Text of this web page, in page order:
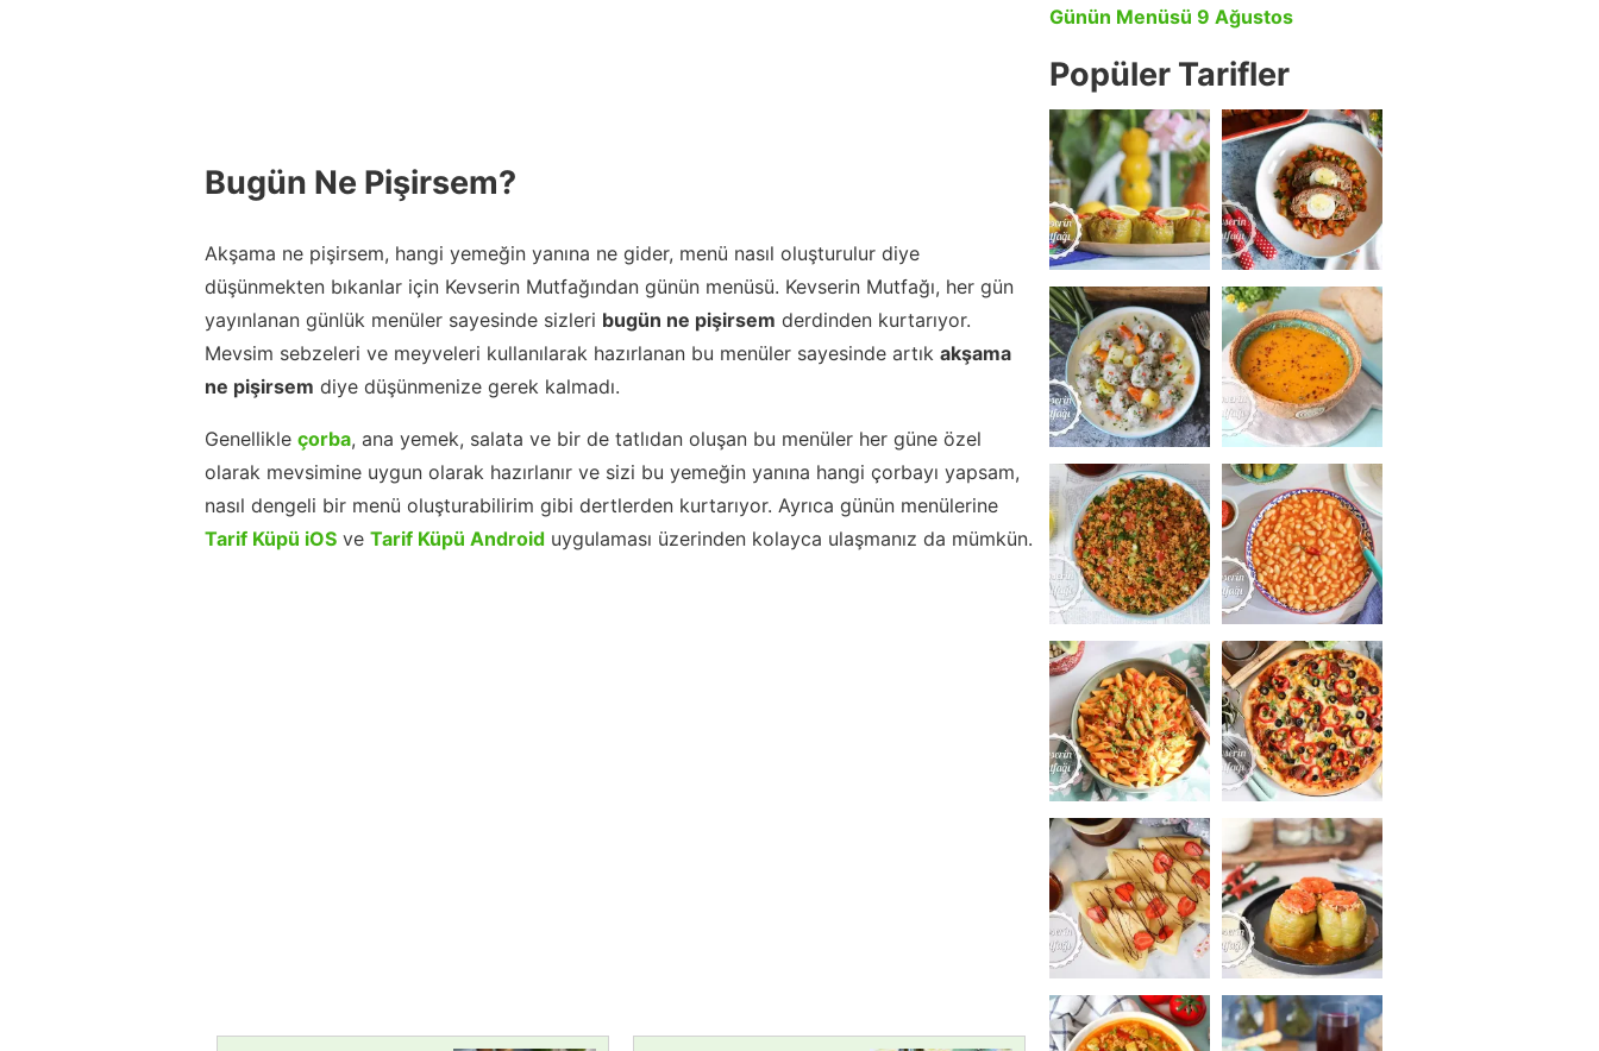
Bugün Ne Pişirsem?
Akşama ne pişirsem, hangi yemeğin yanına ne gider, menü nasıl oluşturulur diye
düşünmekten bıkanlar için Kevserin Mutfağından günün menüsü. Kevserin Mutfağı, her gün
yayınlanan günlük menüler sayesinde sizleri bugün ne pişirsem derdinden kurtarıyor.
Mevsim sebzeleri ve meyveleri kullanılarak hazırlanan bu menüler sayesinde artık akşama
ne pişirsem diye düşünmenize gerek kalmadı.
Genellikle çorba, ana yemek, salata ve bir de tatlıdan oluşan bu menüler her güne özel
olarak mevsimine uygun olarak hazırlanır ve sizi bu yemeğin yanına hangi çorbayı yapsam,
nasıl dengeli bir menü oluşturabilirim gibi dertlerden kurtarıyor. Ayrıca günün menülerine
Tarif Küpü iOS ve Tarif Küpü Android uygulaması üzerinden kolayca ulaşmanız da mümkün.
Günün Menüsü 9 Ağustos
Popüler Tarifler